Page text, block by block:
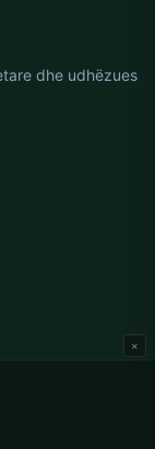
×
dhe udhëzues